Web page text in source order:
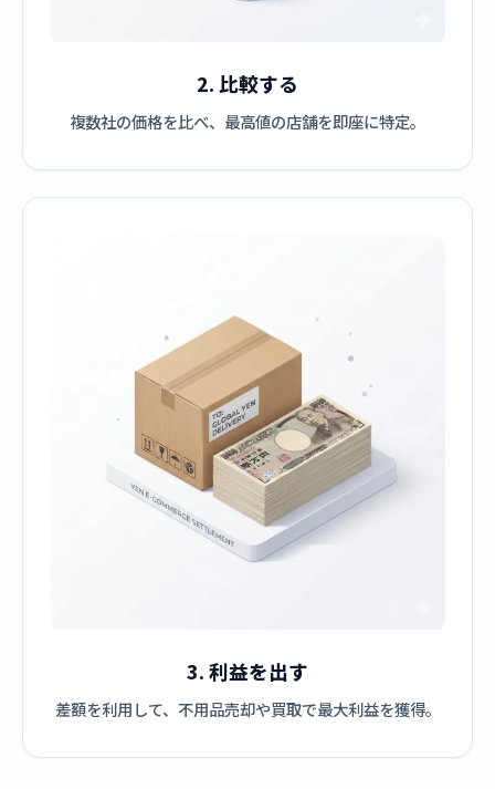
2. 比較する
複数社の価格を比べ、最高値の店舗を即座に特定。
3. 利益を出す
差額を利用して、不用品売却や買取で最大利益を獲得。